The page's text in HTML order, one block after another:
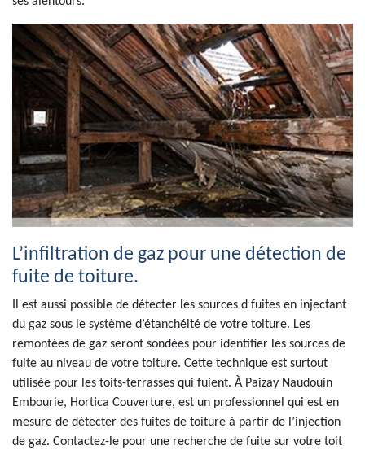
L’infiltration de gaz pour une détection de
fuite de toiture.
Il est aussi possible de détecter les sources d fuites en injectant
du gaz sous le système d’étanchéité de votre toiture. Les
remontées de gaz seront sondées pour identifier les sources de
fuite au niveau de votre toiture. Cette technique est surtout
utilisée pour les toits-terrasses qui fuient. À Paizay Naudouin
Embourie, Hortica Couverture, est un professionnel qui est en
mesure de détecter des fuites de toiture à partir de l’injection
de gaz. Contactez-le pour une recherche de fuite sur votre toit